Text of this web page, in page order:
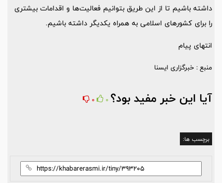
داشته باشیم تا از این طریق بتوانیم فعالیت‌ها و اقدامات بیشتری
را برای کشورهای اسلامی به همراه یکدیگر داشته باشیم.
انتهای پیام
منبع : خبرگزاری ایسنا
آیا این خبر مفید بود؟ 0
0
برچسب ها: